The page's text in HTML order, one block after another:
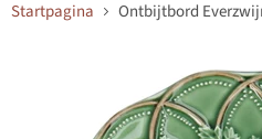
Startpagina Ontbijtbord